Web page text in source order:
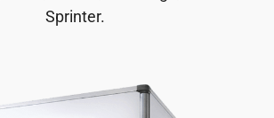
Sprinter.